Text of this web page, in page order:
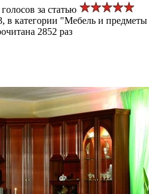
за статью
в категории "Мебель и
2852 раз